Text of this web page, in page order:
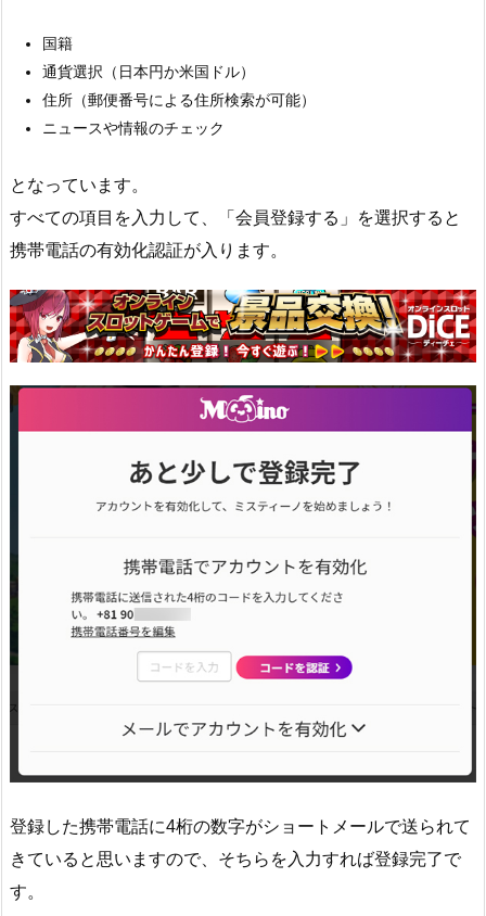
国籍
通貨選択（日本円か米国ドル）
住所（郵便番号による住所検索が可能）
ニュースや情報のチェック
となっています。
すべての項目を入力して、「会員登録する」を選択すると
携帯電話の有効化認証が入ります。
登録した携帯電話に4桁の数字がショートメールで送られて
きていると思いますので、そちらを入力すれば登録完了で
す。